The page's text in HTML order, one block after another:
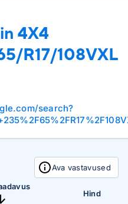
4X4
R17/108VXL
search?
Ava vastavused
Hind